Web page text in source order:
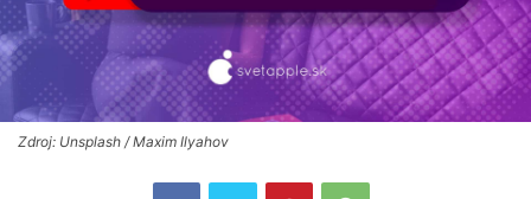
Zdroj: Unsplash / Maxim Ilyahov